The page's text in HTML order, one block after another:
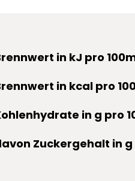
in g pro
in kJ pro
Zuckergehalt in g
in kcal pro